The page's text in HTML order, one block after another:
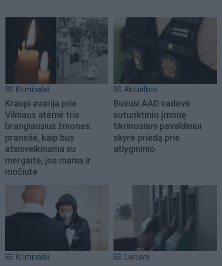
Kriminalai
Kraupi avarija prie
Vilniaus atėmė tris
brangiausius žmones:
pranešė, kaip bus
atsisveikinama su
mergaite, jos mama ir
močiute
Aktualijos
Buvusi AAD vadovė
sutuoktinio įmonę
tikrinusiam pavaldiniui
skyrė priedą prie
atlyginimo
Kriminalai Lietuva